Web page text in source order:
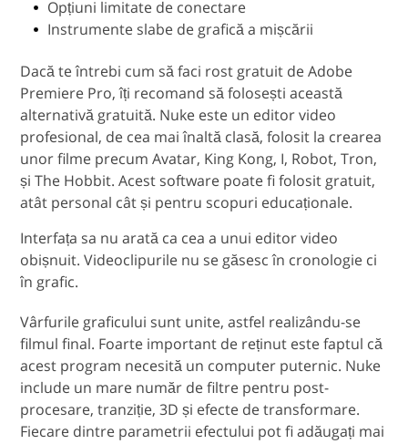
Opțiuni limitate de conectare
Instrumente slabe de grafică a mișcării
Dacă te întrebi cum să faci rost gratuit de Adobe
Premiere Pro, îți recomand să folosești această
alternativă gratuită. Nuke este un editor video
profesional, de cea mai înaltă clasă, folosit la crearea
unor filme precum Avatar, King Kong, I, Robot, Tron,
și The Hobbit. Acest software poate fi folosit gratuit,
atât personal cât și pentru scopuri educaționale.
Interfața sa nu arată ca cea a unui editor video
obișnuit. Videoclipurile nu se găsesc în cronologie ci
în grafic.
Vârfurile graficului sunt unite, astfel realizându-se
filmul final. Foarte important de reținut este faptul că
acest program necesită un computer puternic. Nuke
include un mare număr de filtre pentru post-
procesare, tranziție, 3D și efecte de transformare.
Fiecare dintre parametrii efectului pot fi adăugați mai